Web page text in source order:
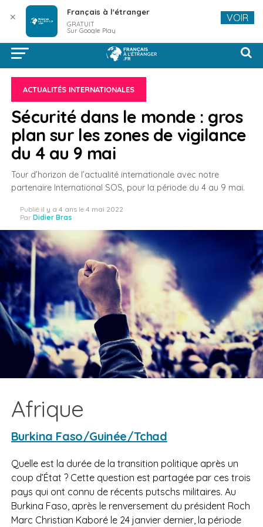
ACTUALITÉS INTERNATIONALES
Sécurité dans le monde : gros
plan sur les zones de vigilance
du 4 au 9 mai
Tour d’horizon de l’actualité internationale avec notre
partenaire International SOS, pour la période du 4 au 9 mai.
Publié il y a 4 ans le 4 mai 2022
Par Didier Bras
Afrique
Burkina Faso/Guinée/Tchad
Quelle est la durée de la transition politique après un
coup d’État ? Cette question est partagée par ces trois
pays qui ont connu de récents putschs militaires. Au
Burkina Faso, après le renversement du président Roch
Marc Christian Kaboré le 24 janvier dernier, la période
✕ Français à l'étranger
GRATUIT
Sur Google Play
VOIR